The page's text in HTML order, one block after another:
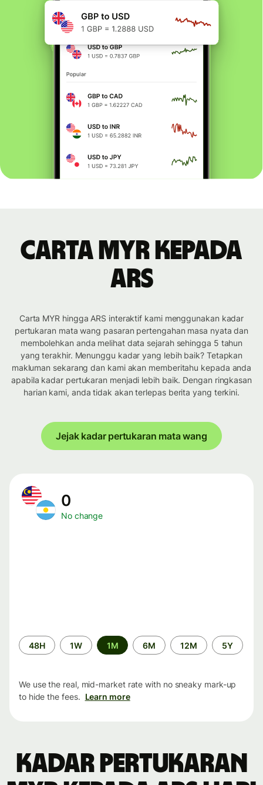
Carta MYR kepada
ARS
Carta MYR hingga ARS interaktif kami menggunakan kadar
pertukaran mata wang pasaran pertengahan masa nyata dan
membolehkan anda melihat data sejarah sehingga 5 tahun
yang terakhir. Menunggu kadar yang lebih baik? Tetapkan
makluman sekarang dan kami akan memberitahu kepada anda
apabila kadar pertukaran menjadi lebih baik. Dengan ringkasan
harian kami, anda tidak akan terlepas berita yang terkini.
Jejak kadar pertukaran mata wang
0
No change
Time
period
48H 1W 1M 6M 12M 5Y
We use the real, mid-market rate with no sneaky mark-up
to hide the fees. Learn more
Kadar pertukaran